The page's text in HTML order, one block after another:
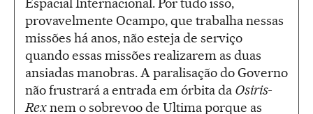
Espacial Internacional. Por tudo isso,
provavelmente Ocampo, que trabalha nessas
missões há anos, não esteja de serviço
quando essas missões realizarem as duas
ansiadas manobras. A paralisação do Governo
não frustrará a entrada em órbita da Osiris-
Rexnem o sobrevoo de Ultima porque as